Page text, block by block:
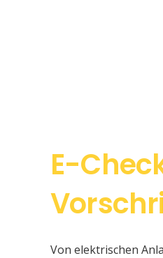
E-
Von elektrischen